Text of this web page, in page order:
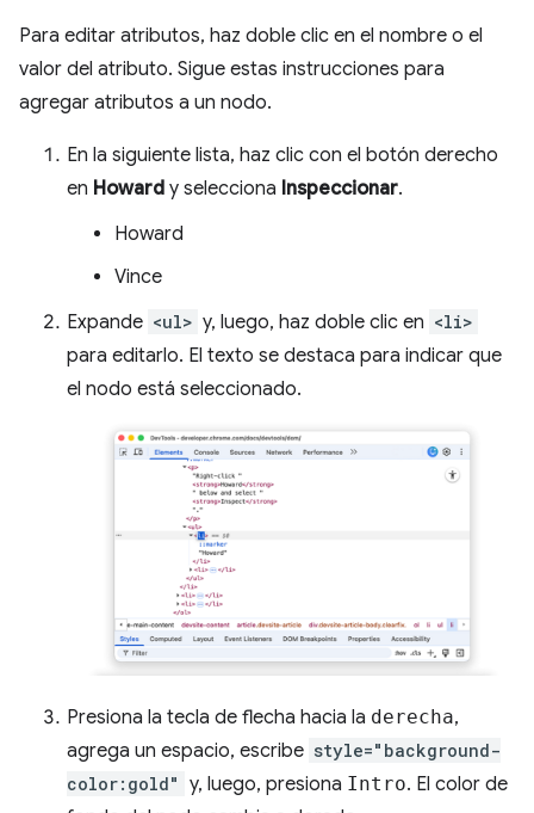
Para editar atributos, haz doble clic en el nombre o el
valor del atributo. Sigue estas instrucciones para
agregar atributos a un nodo.
En la siguiente lista, haz clic con el botón derecho
en Howard y selecciona Inspeccionar.
Howard
Vince
Expande <ul> y, luego, haz doble clic en <li>
para editarlo. El texto se destaca para indicar que
el nodo está seleccionado.
Presiona la tecla de flecha hacia la derecha,
agrega un espacio, escribe style="background-
color:gold" y, luego, presiona Intro. El color de